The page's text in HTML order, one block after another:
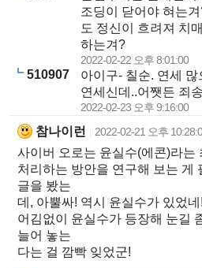
조딩이 닫어야 혀는겨
도 정신이 흐려져 치
하는겨?
2022-02-22 오후 8:01:00
510907
아이구- 칠순. 연세
연세신데..어쨋든 죄
2022-02-23 오후 9:16:00
참나이런 2022-02-21 오후
사이버 오로는 윤실수(에콘)라는
처리하는 방안을 연구해 보는 게
글을 봤는
데, 아뿔싸! 역시 윤실수가 있었
어김없이 윤실수가 등장해 눈길
늘어 놓는
다는 걸 깜빡 잊었군!